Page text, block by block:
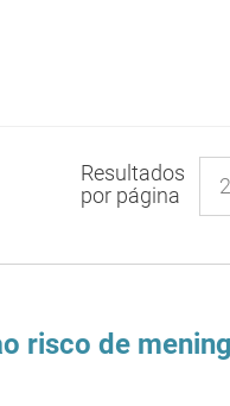
Resultados
por página
risco de